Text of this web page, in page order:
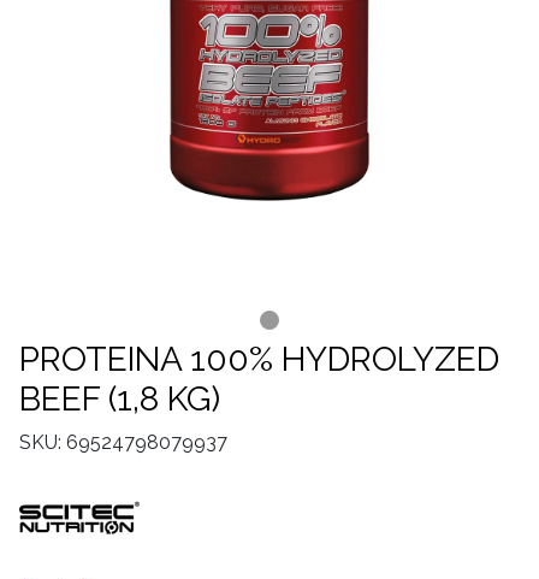
PROTEINA 100% HYDROLYZED
BEEF (1,8 KG)
SKU: 69524798079937